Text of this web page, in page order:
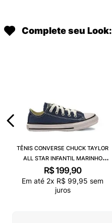
Complete seu Look:
TÊNIS CONVERSE CHUCK TAYLOR
ALL STAR INFANTIL MARINHO
CK00020003
R$ 199,90
Em até 2x R$ 99,95 sem
juros